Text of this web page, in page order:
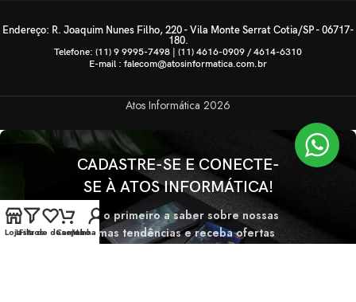
Endereço: R. Joaquim Nunes Filho, 220 - Vila Monte Serrat Cotia/SP - 06717-
180.
Telefone: (11) 9 9995-7498 | (11) 4616-0909 / 4614-6310
E-mail : falecom@atosinformatica.com.br
Atos Informática 2026
CADASTRE-SE E CONECTE-
SE À ATOS INFORMÁTICA!
Seja o primeiro a saber sobre nossas
últimas tendências e receba ofertas
LojaFiltros
Lista de desejos
CarrinhoMinha conta